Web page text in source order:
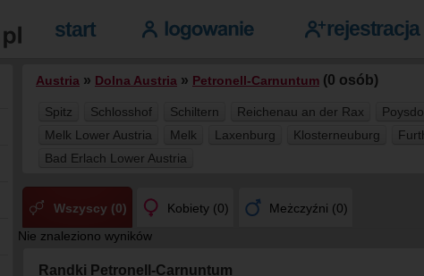
Austria » Dolna Austria » Petronell-Carnuntum (0 osób)
Spitz Schlosshof Schiltern Reichenau an der Rax
Melk Lower Austria
Melk Laxenburg Klosterneuburg
Bad Erlach Lower Austria
Wszyscy (0) Kobiety (0)
Meżczyźni (0)
Nie znaleziono wyników
Randki Petronell-Carnuntum